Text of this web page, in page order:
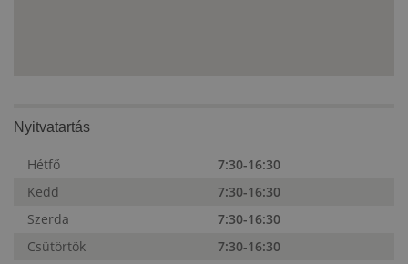
Nyitvatartás
Hétfő
7:30-16:30
Kedd
7:30-16:30
Szerda
7:30-16:30
Csütörtök
7:30-16:30